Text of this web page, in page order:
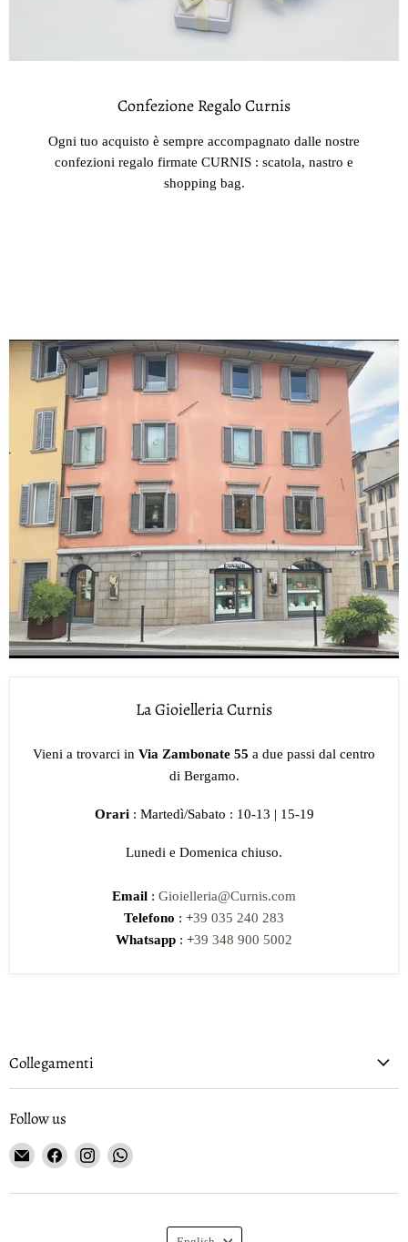
Confezione Regalo Curnis
Ogni tuo acquisto è sempre accompagnato dalle nostre
confezioni regalo firmate CURNIS : scatola, nastro e
shopping bag.
La Gioielleria Curnis
Vieni a trovarci in Via Zambonate 55 a due passi dal centro
di Bergamo.
Orari : Martedì/Sabato : 10-13 | 15-19
Lunedi e Domenica chiuso.
Email : Gioielleria@Curnis.com
Telefono : +39 035 240 283
Whatsapp : +39 348 900 5002
Collegamenti
Follow us
Email
Gioielleria
Curnis
Find
on
Find
on
Find
on
Language